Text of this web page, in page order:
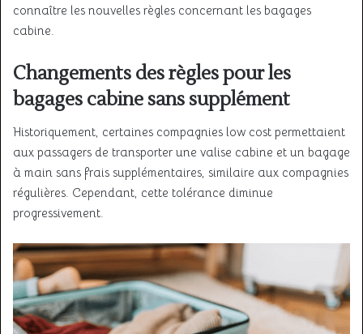
connaître les nouvelles règles concernant les bagages
cabine.
Changements des règles pour les
bagages cabine sans supplément
Historiquement, certaines compagnies low cost permettaient
aux passagers de transporter une valise cabine et un bagage
à main sans frais supplémentaires, similaire aux compagnies
régulières. Cependant, cette tolérance diminue
progressivement.